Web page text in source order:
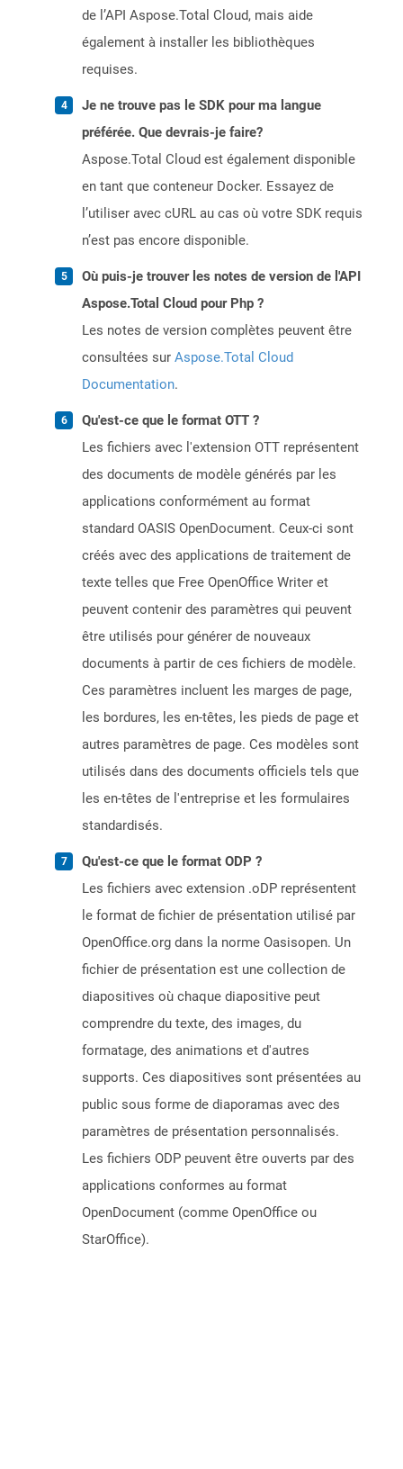
de l’API Aspose.Total Cloud, mais aide
également à installer les bibliothèques
requises.
Je ne trouve pas le SDK pour ma langue
préférée. Que devrais-je faire?
Aspose.Total Cloud est également disponible
en tant que conteneur Docker. Essayez de
l’utiliser avec cURL au cas où votre SDK requis
n’est pas encore disponible.
Où puis-je trouver les notes de version de l'API
Aspose.Total Cloud pour Php ?
Les notes de version complètes peuvent être
consultées sur Aspose.Total Cloud
Documentation.
Qu'est-ce que le format OTT ?
Les fichiers avec l'extension OTT représentent
des documents de modèle générés par les
applications conformément au format
standard OASIS OpenDocument. Ceux-ci sont
créés avec des applications de traitement de
texte telles que Free OpenOffice Writer et
peuvent contenir des paramètres qui peuvent
être utilisés pour générer de nouveaux
documents à partir de ces fichiers de modèle.
Ces paramètres incluent les marges de page,
les bordures, les en-têtes, les pieds de page et
autres paramètres de page. Ces modèles sont
utilisés dans des documents officiels tels que
les en-têtes de l'entreprise et les formulaires
standardisés.
Qu'est-ce que le format ODP ?
Les fichiers avec extension .oDP représentent
le format de fichier de présentation utilisé par
OpenOffice.org dans la norme Oasisopen. Un
fichier de présentation est une collection de
diapositives où chaque diapositive peut
comprendre du texte, des images, du
formatage, des animations et d'autres
supports. Ces diapositives sont présentées au
public sous forme de diaporamas avec des
paramètres de présentation personnalisés.
Les fichiers ODP peuvent être ouverts par des
applications conformes au format
OpenDocument (comme OpenOffice ou
StarOffice).